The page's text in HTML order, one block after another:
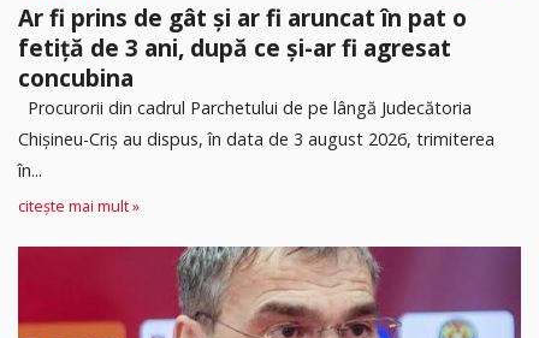
Ar fi prins de gât și ar fi aruncat în pat o
fetiță de 3 ani, după ce și-ar fi agresat
concubina
Procurorii din cadrul Parchetului de pe lângă Judecătoria
Chișineu-Criș au dispus, în data de 3 august 2026, trimiterea
în...
citește mai mult »